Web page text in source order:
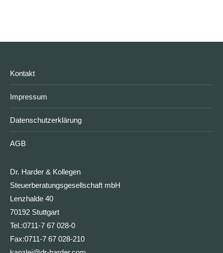
Kontakt
Impressum
Datenschutzerklärung
AGB
Dr. Harder & Kollegen
Steuerberatungsgesellschaft mbH
Lenzhalde 40
70192 Stuttgart
Tel.:0711-7 67 028-0
Fax:0711-7 67 028-210